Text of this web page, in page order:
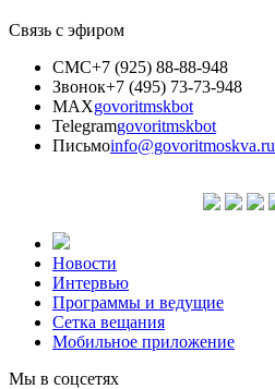
Связь с эфиром
СМС+7 (925) 88-88-948
Звонок+7 (495) 73-73-948
MAXgovoritmskbot
Telegramgovoritmskbot
Письмоinfo@govoritmoskva.ru
Новости
Интервью
Программы и ведущие
Сетка вещания
Мобильное приложение
Мы в соцсетях